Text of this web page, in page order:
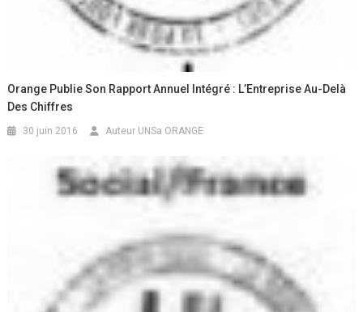
Orange Publie Son Rapport Annuel Intégré : L’Entreprise Au-Delà
Des Chiffres
30 juin 2016 Auteur UNSa ORANGE